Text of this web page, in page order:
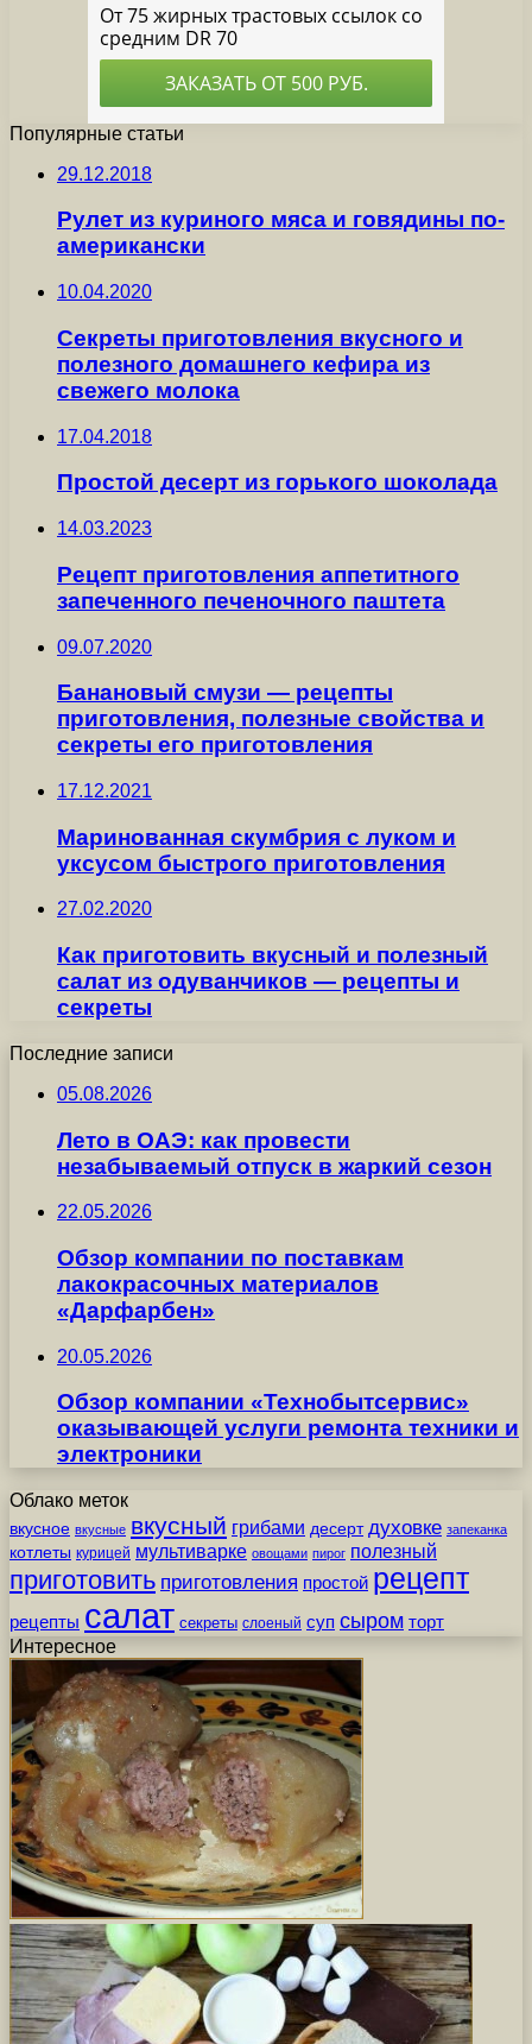
Популярные статьи
29.12.2018
Рулет из куриного мяса и говядины по-
американски
10.04.2020
Секреты приготовления вкусного и
полезного домашнего кефира из
свежего молока
17.04.2018
Простой десерт из горького шоколада
14.03.2023
Рецепт приготовления аппетитного
запеченного печеночного паштета
09.07.2020
Банановый смузи — рецепты
приготовления, полезные свойства и
секреты его приготовления
17.12.2021
Маринованная скумбрия с луком и
уксусом быстрого приготовления
27.02.2020
Как приготовить вкусный и полезный
салат из одуванчиков — рецепты и
секреты
Последние записи
05.08.2026
Лето в ОАЭ: как провести
незабываемый отпуск в жаркий сезон
22.05.2026
Обзор компании по поставкам
лакокрасочных материалов
«Дарфарбен»
20.05.2026
Обзор компании «Технобытсервис»
оказывающей услуги ремонта техники и
электроники
Облако меток
вкусное вкусные вкусный грибами десерт духовке запеканка
котлеты курицей мультиварке овощами пирог полезный
приготовить приготовления простой рецепт
рецепты салат секреты слоеный суп сыром торт
Интересное